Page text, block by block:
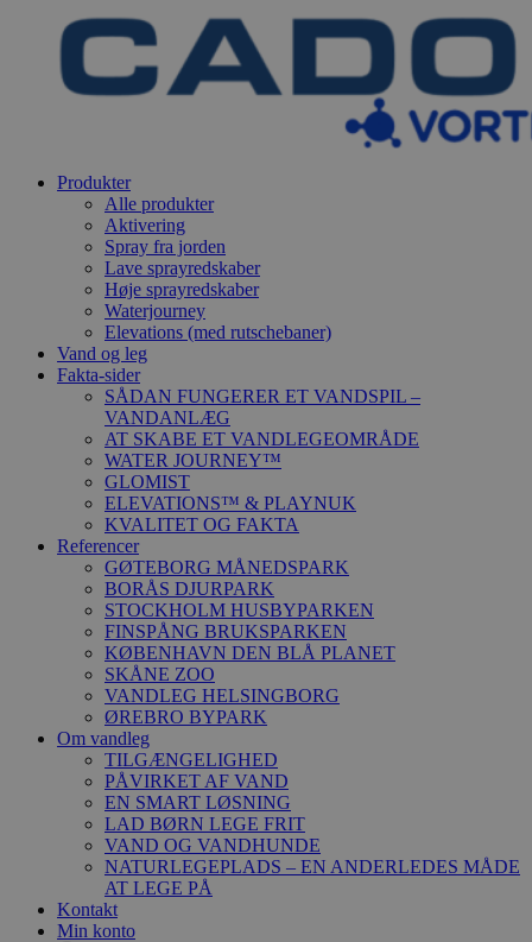
Produkter
Alle produkter
Aktivering
Spray fra jorden
Lave sprayredskaber
Høje sprayredskaber
Waterjourney
Elevations (med rutschebaner)
Vand og leg
Fakta-sider
SÅDAN FUNGERER ET VANDSPIL –
VANDANLÆG
AT SKABE ET VANDLEGEOMRÅDE
WATER JOURNEY™
GLOMIST
ELEVATIONS™ & PLAYNUK
KVALITET OG FAKTA
Referencer
GØTEBORG MÅNEDSPARK
BORÅS DJURPARK
STOCKHOLM HUSBYPARKEN
FINSPÅNG BRUKSPARKEN
KØBENHAVN DEN BLÅ PLANET
SKÅNE ZOO
VANDLEG HELSINGBORG
ØREBRO BYPARK
Om vandleg
TILGÆNGELIGHED
PÅVIRKET AF VAND
EN SMART LØSNING
LAD BØRN LEGE FRIT
VAND OG VANDHUNDE
NATURLEGEPLADS – EN ANDERLEDES MÅDE
AT LEGE PÅ
Kontakt
Min konto